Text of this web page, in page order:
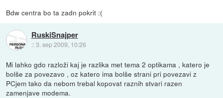
Bdw centra bo ta zadn pokrit :(
RuskiSnajper
::3. sep 2009, 10:26
Mi lahko gdo razloži kaj je razlika met tema 2 optikama , katero je
bolše za povezavo , oz katero ima bolše strani pri povezavi z
PCjem tako da nebom trebal kopovat raznih stvari razen
zamenjave modema.